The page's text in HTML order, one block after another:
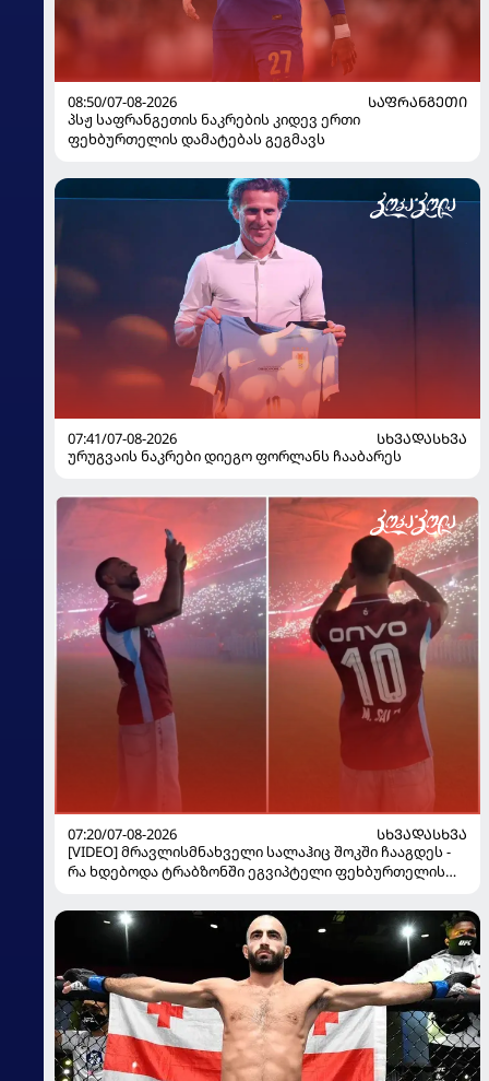
08:50/07-08-2026
ᲡᲐᲤᲠᲐᲜᲒᲔᲗᲘ
პსჟ საფრანგეთის ნაკრების კიდევ ერთი
ფეხბურთელის დამატებას გეგმავს
07:41/07-08-2026
ᲡᲮᲕᲐᲓᲐᲡᲮᲕᲐ
ურუგვაის ნაკრები დიეგო ფორლანს ჩააბარეს
07:20/07-08-2026
ᲡᲮᲕᲐᲓᲐᲡᲮᲕᲐ
[VIDEO] მრავლისმნახველი სალაჰიც შოკში ჩააგდეს -
რა ხდებოდა ტრაბზონში ეგვიპტელი ფეხბურთელის